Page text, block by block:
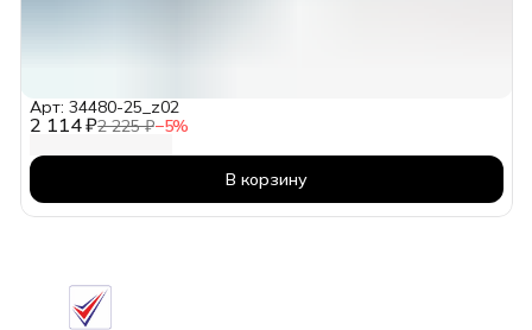
2 114 ₽2 225 ₽−5%
Арт: 34480-25_z02
В корзину